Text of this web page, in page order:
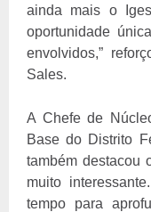
ainda mais o
oportunidade
envolvidos,”
Sales.
A Chefe de
Base do Distrito
também destacou
muito
tempo para